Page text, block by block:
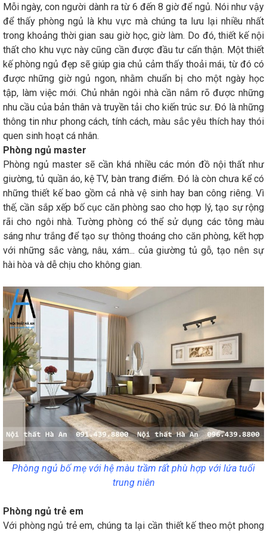
Mỗi ngày, con người dành ra từ 6 đến 8 giờ để ngủ. Nói như vậy
để thấy phòng ngủ là khu vực mà chúng ta lưu lại nhiều nhất
trong khoảng thời gian sau giờ học, giờ làm. Do đó, thiết kế nội
thất cho khu vực này cũng cần được đầu tư cẩn thận. Một thiết
kế phòng ngủ đẹp sẽ giúp gia chủ cảm thấy thoải mái, từ đó có
được những giờ ngủ ngon, nhằm chuẩn bị cho một ngày học
tập, làm việc mới. Chủ nhân ngôi nhà cần nắm rõ được những
nhu cầu của bản thân và truyền tải cho kiến trúc sư. Đó là những
thông tin như phong cách, tính cách, màu sắc yêu thích hay thói
quen sinh hoạt cá nhân.
Phòng ngủ master
Phòng ngủ master sẽ cần khá nhiều các món đồ nội thất như
giường, tủ quần áo, kệ TV, bàn trang điểm. Đó là còn chưa kể có
những thiết kế bao gồm cả nhà vệ sinh hay ban công riêng. Vì
thế, cần sắp xếp bố cục căn phòng sao cho hợp lý, tạo sự rộng
rãi cho ngôi nhà. Tường phòng có thể sử dụng các tông màu
sáng như trắng để tạo sự thông thoáng cho căn phòng, kết hợp
với những sắc vàng, nâu, xám... của giường tủ gỗ, tạo nên sự
hài hòa và dễ chịu cho không gian.
Phòng ngủ bố mẹ với hệ màu trầm rất phù hợp với lứa tuổi
trung niên
Phòng ngủ trẻ em
Với phòng ngủ trẻ em, chúng ta lại cần thiết kế theo một phong